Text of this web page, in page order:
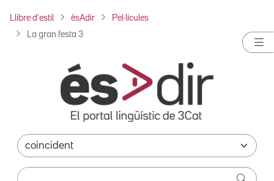
Llibre d'estil ésAdir Pel·lícules
La gran festa 3